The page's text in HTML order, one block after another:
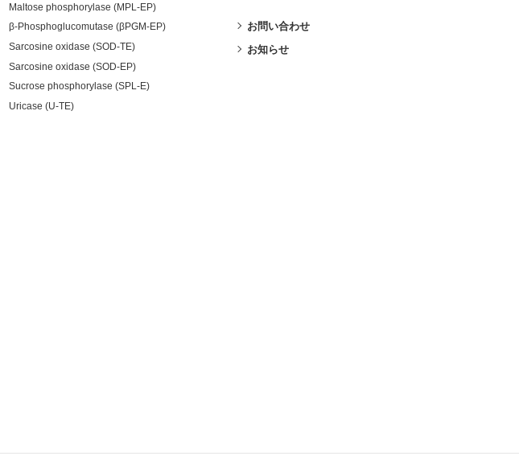
Maltose phosphorylase (MPL-EP)
β-Phosphoglucomutase (βPGM-EP)
Sarcosine oxidase (SOD-TE)
Sarcosine oxidase (SOD-EP)
Sucrose phosphorylase (SPL-E)
Uricase (U-TE)
お問い合わせ
お知らせ